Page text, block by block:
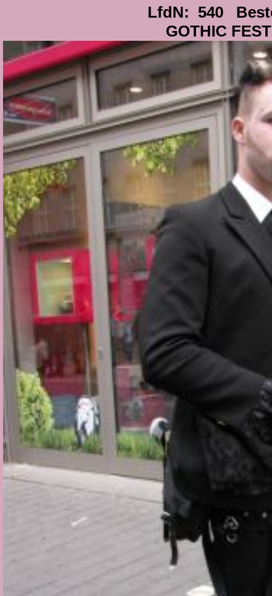
LfdN: 540
GOTHIC